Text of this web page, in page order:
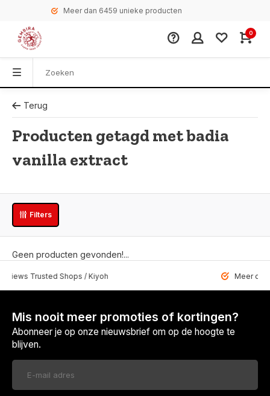
Meer dan 6459 unieke producten
0
Terug
Producten getagd met badia
vanilla extract
Filters
Geen producten gevonden!...
Shops / Kiyoh Meer dan 6459
Mis nooit meer promoties of kortingen?
Abonneer je op onze nieuwsbrief om op de hoogte te
blijven.